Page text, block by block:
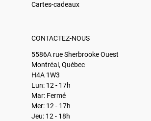
Cartes-cadeaux
CONTACTEZ-NOUS
5586A rue Sherbrooke Ouest
Montréal, Québec
H4A 1W3
Lun: 12 - 17h
Mar: Fermé
Mer: 12 - 17h
Jeu: 12 - 18h